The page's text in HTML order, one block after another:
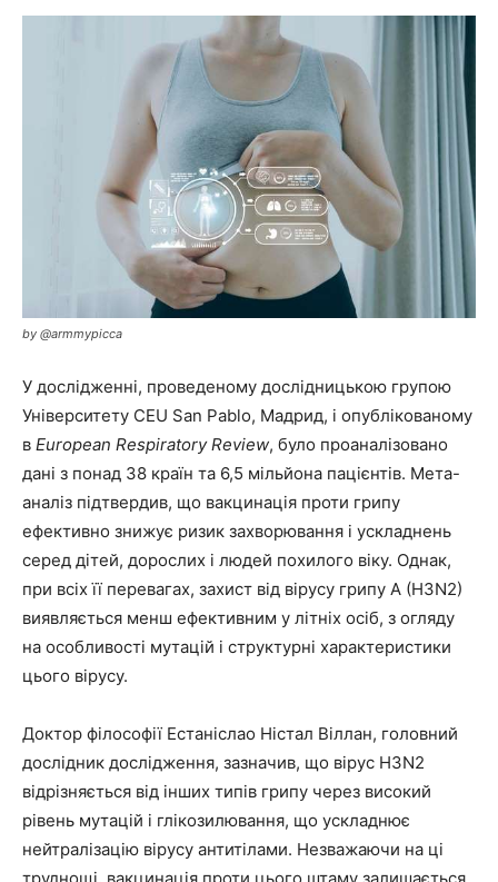
by @armmypicca
У дослідженні, проведеному дослідницькою групою
Університету CEU San Pablo, Мадрид, і опублікованому
в European Respiratory Review, було проаналізовано
дані з понад 38 країн та 6,5 мільйона пацієнтів. Мета-
аналіз підтвердив, що вакцинація проти грипу
ефективно знижує ризик захворювання і ускладнень
серед дітей, дорослих і людей похилого віку. Однак,
при всіх її перевагах, захист від вірусу грипу A (H3N2)
виявляється менш ефективним у літніх осіб, з огляду
на особливості мутацій і структурні характеристики
цього вірусу.
Доктор філософії Естаніслао Ністал Віллан, головний
дослідник дослідження, зазначив, що вірус H3N2
відрізняється від інших типів грипу через високий
рівень мутацій і глікозилювання, що ускладнює
нейтралізацію вірусу антитілами. Незважаючи на ці